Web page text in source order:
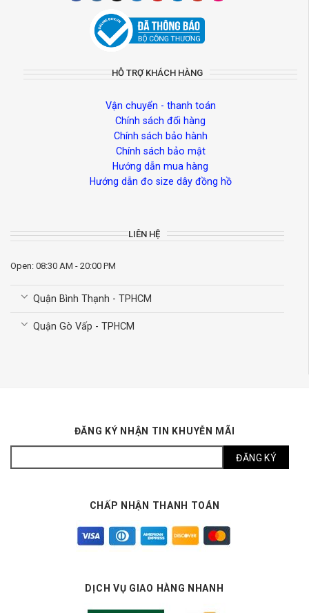
HỖ TRỢ KHÁCH HÀNG
Vận chuyển - thanh toán
Chính sách đổi hàng
Chính sách bảo hành
Chính sách bảo mật
Hướng dẫn mua hàng
Hướng dẫn đo size dây đồng hồ
LIÊN HỆ
Open: 08:30 AM - 20:00 PM
Quận Bình Thạnh - TPHCM
Quận Gò Vấp - TPHCM
ĐĂNG KÝ NHẬN TIN KHUYỄN MÃI
CHẤP NHẬN THANH TOÁN
DỊCH VỤ GIAO HÀNG NHANH